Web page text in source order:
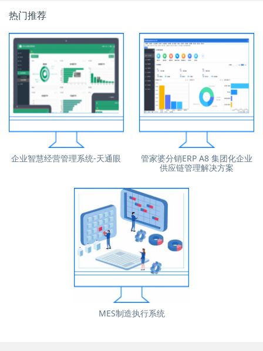
热门推荐
企业智慧经营管理系统-天通眼
管家婆分销ERP A8 集团化企业
供应链管理解决方案
MES制造执行系统